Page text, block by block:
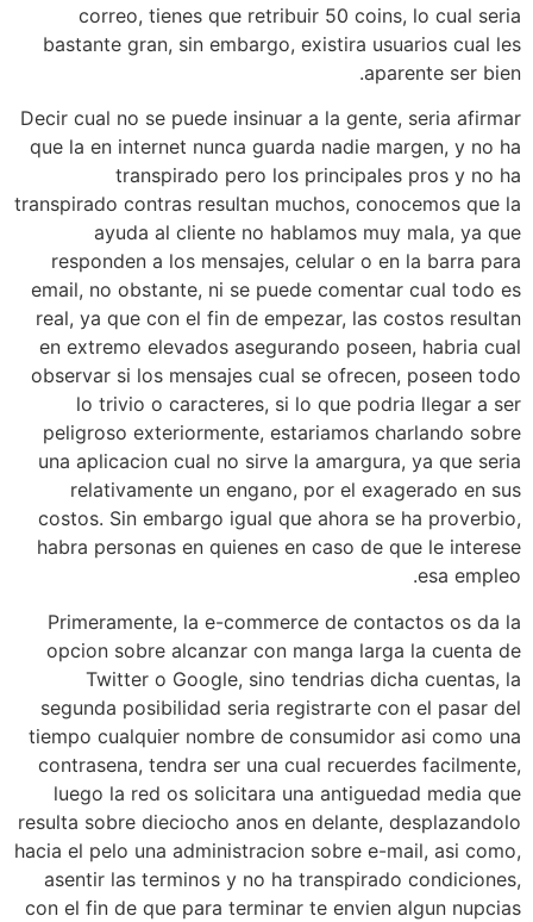
correo, tienes que retribuir 50 coins, lo cual seri­a
bastante gran, sin embargo, existira usuarios cual les
aparente ser bien.
Decir cual no se puede insinuar a la gente, seria afirmar
que la en internet nunca guarda nadie margen, y no ha
transpirado pero los principales pros y no ha
transpirado contras resultan muchos, conocemos que la
ayuda al cliente no hablamos muy mala, ya que
responden a los mensajes, celular o en la barra para
email, no obstante, ni se puede comentar cual todo es
real, ya que con el fin de empezar, las costos resultan
en extremo elevados asegurando poseen, habria cual
observar si los mensajes cual se ofrecen, poseen todo
lo trivio o caracteres, si lo que podria llegar a ser
peligroso exteriormente, estariamos charlando sobre
una aplicacion cual no sirve la amargura, ya que seria
relativamente un engano, por el exagerado en sus
costos. Sin embargo igual que ahora se ha proverbio,
habra personas en quienes en caso de que le interese
esa empleo.
Primeramente, la e-commerce de contactos os da la
opcion sobre alcanzar con manga larga la cuenta de
Twitter o Google, sino tendri­as dicha cuentas, la
segunda posibilidad seri­a registrarte con el pasar del
tiempo cualquier nombre de consumidor asi­ como una
contrasena, tendra ser una cual recuerdes facilmente,
luego la red os solicitara una antiguedad media que
resulta sobre dieciocho anos en delante, desplazandolo
hacia el pelo una administracion sobre e-mail, asi como,
asentir las terminos y no ha transpirado condiciones,
con el fin de que para terminar te envien algun nupcias